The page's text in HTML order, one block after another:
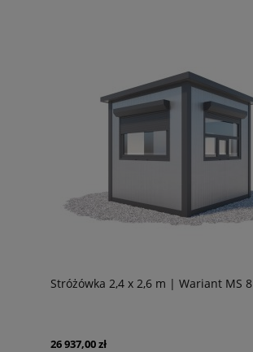
Stróżówka 2,4 x 2,6 m | Wariant MS 8
26 937,00 zł